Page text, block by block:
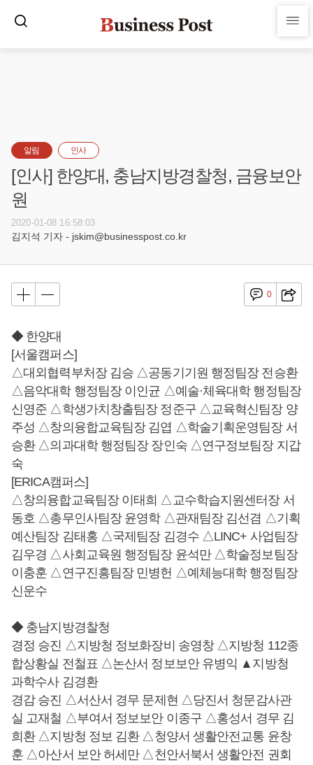
알림 인사
[인사] 한양대, 충남지방경찰청, 금융보안
원
2020-01-08 16:58:03
김지석 기자 - jskim@businesspost.co.kr
0
◆ 한양대
[서울캠퍼스]
△대외협력부처장 김승 △공동기기원 행정팀장 전승환
△음악대학 행정팀장 이인균 △예술·체육대학 행정팀장
신영준 △학생가치창출팀장 정준구 △교육혁신팀장 양
주성 △창의융합교육팀장 김엽 △학술기획운영팀장 서
승환 △의과대학 행정팀장 장인숙 △연구정보팀장 지갑
숙
[ERICA캠퍼스]
△창의융합교육팀장 이태희 △교수학습지원센터장 서
동호 △총무인사팀장 윤영학 △관재팀장 김선겸 △기획
예산팀장 김태홍 △국제팀장 김경수 △LINC+ 사업팀장
김우경 △사회교육원 행정팀장 윤석만 △학술정보팀장
이충훈 △연구진흥팀장 민병헌 △예체능대학 행정팀장
신운수
◆ 충남지방경찰청
경정 승진 △지방청 정보화장비 송영창 △지방청 112종
합상황실 전철표 △논산서 정보보안 유병익 ▲지방청
과학수사 김경환
경감 승진 △서산서 경무 문제현 △당진서 청문감사관
실 고재철 △부여서 정보보안 이종구 △홍성서 경무 김
희환 △지방청 정보 김환 △청양서 생활안전교통 윤창
훈 △아산서 보안 허세만 △천안서북서 생활안전 권회